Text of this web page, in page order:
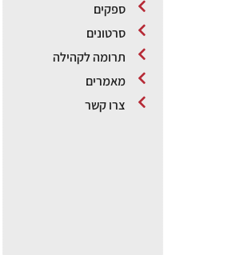
ספקים
סרטונים
תרומה לקהילה
מאמרים
צרו קשר